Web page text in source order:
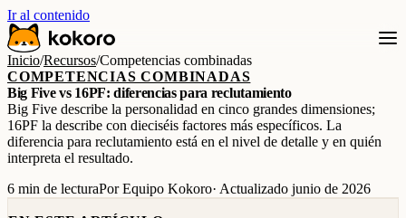
Ir al contenido
Inicio/Recursos/Competencias combinadas
COMPETENCIAS COMBINADAS
Big Five vs 16PF: diferencias para reclutamiento
Big Five describe la personalidad en cinco grandes dimensiones;
16PF la describe con dieciséis factores más específicos. La
diferencia para reclutamiento está en el nivel de detalle y en quién
interpreta el resultado.
6 min de lecturaPor Equipo Kokoro· Actualizado junio de 2026